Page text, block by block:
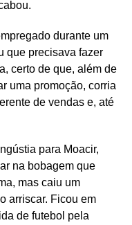
durante um
que precisava fazer
certo de que, além de
uma promoção, corria
de vendas e, até
para Moacir,
na bobagem que
mas caiu um
arriscar. Ficou em
de futebol pela